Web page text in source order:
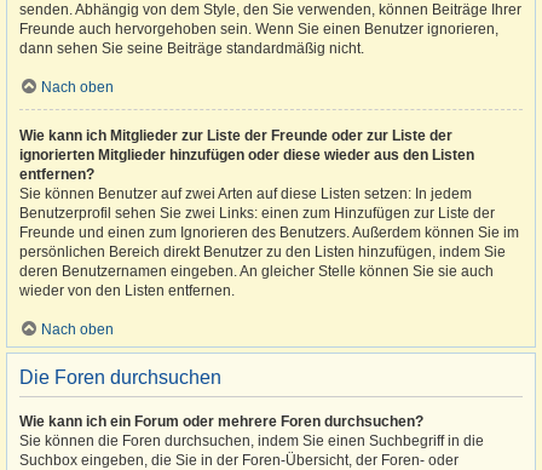
senden. Abhängig von dem Style, den Sie verwenden, können Beiträge Ihrer
Freunde auch hervorgehoben sein. Wenn Sie einen Benutzer ignorieren,
dann sehen Sie seine Beiträge standardmäßig nicht.
Nach oben
Wie kann ich Mitglieder zur Liste der Freunde oder zur Liste der
ignorierten Mitglieder hinzufügen oder diese wieder aus den Listen
entfernen?
Sie können Benutzer auf zwei Arten auf diese Listen setzen: In jedem
Benutzerprofil sehen Sie zwei Links: einen zum Hinzufügen zur Liste der
Freunde und einen zum Ignorieren des Benutzers. Außerdem können Sie im
persönlichen Bereich direkt Benutzer zu den Listen hinzufügen, indem Sie
deren Benutzernamen eingeben. An gleicher Stelle können Sie sie auch
wieder von den Listen entfernen.
Nach oben
Die Foren durchsuchen
Wie kann ich ein Forum oder mehrere Foren durchsuchen?
Sie können die Foren durchsuchen, indem Sie einen Suchbegriff in die
Suchbox eingeben, die Sie in der Foren-Übersicht, der Foren- oder